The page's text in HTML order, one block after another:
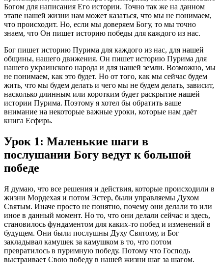
Богом для написания Его истории. Точно так же на данном
этапе нашей жизни нам может казаться, что мы не понимаем,
что происходит. Но, если мы доверяем Богу, то мы точно
знаем, что Он пишет историю победы для каждого из нас.
Бог пишет историю Пурима для каждого из нас, для нашей
общины, нашего движения. Он пишет историю Пурима для
нашего украинского народа и для нашей земли. Возможно, мы
не понимаем, как это будет. Но от того, как мы сейчас будем
жить, что мы будем делать и чего мы не будем делать, зависит,
насколько длинным или коротким будет раскрытие нашей
истории Пурима. Поэтому я хотел бы обратить ваше
внимание на некоторые важные уроки, которые нам даёт
книга Есфирь.
Урок 1: Маленькие шаги в
послушании Богу ведут к большой
победе
Я думаю, что все решения и действия, которые происходили в
жизни Мордехая и потом Эстер, были управляемы Духом
Святым. Иначе просто не понятно, почему они делали то или
иное в данный момент. Но то, что они делали сейчас и здесь,
становилось фундаментом для каких-то побед и изменений в
будущем. Они были послушны Духу Святому, и Бог
закладывал камушек за камушком в то, что потом
превратилось в пуримную победу. Потому что Господь
выстраивает Свою победу в нашей жизни шаг за шагом.